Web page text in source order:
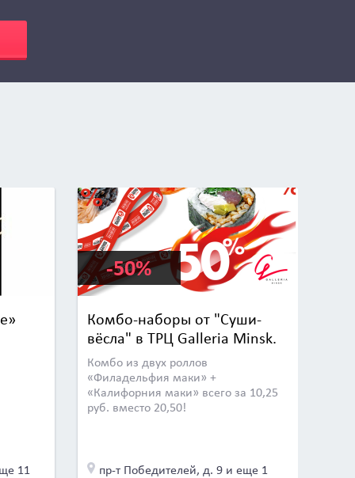
11
Комбо-наборы от "Суши-
вёсла" в ТРЦ Galleria Minsk.
Комбо из двух роллов
«Филадельфия маки» +
«Калифорния маки» всего за 10,25
руб. вместо 20,50!
пр-т Победителей, д. 9 и еще 1
-50%